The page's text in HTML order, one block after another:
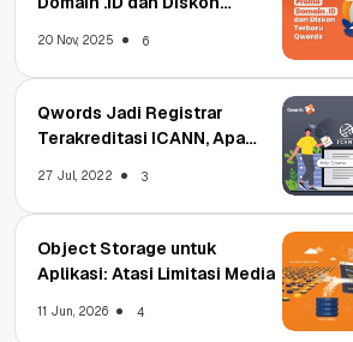
20 Nov, 2025 6
Qwords Jadi Registrar
Terakreditasi ICANN, Apa
27 Jul, 2022 3
Object Storage untuk
Aplikasi: Atasi Limitasi Media
11 Jun, 2026 4